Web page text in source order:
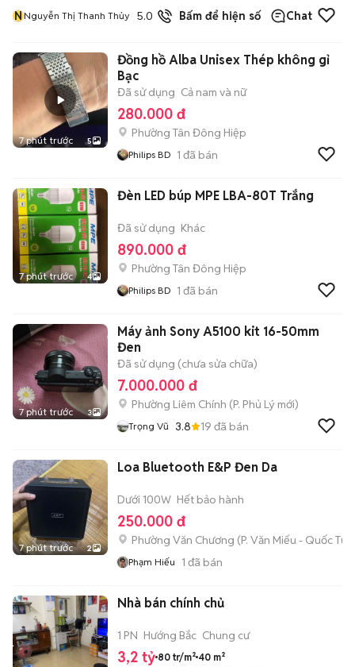
NNguyễn Thị Thanh Thủy 5.0 19 đã bán
Bấm để hiện số Chat
7 phút trước 5
Đồng hồ Alba Unisex Thép không gỉ
Bạc
Đã sử dụng Cả nam và nữ
280.000 đ
Phường Tân Đông Hiệp
Philips BD 1 đã bán
7 phút trước 4
Đèn LED búp MPE LBA-80T Trắng
Đã sử dụng Khác
890.000 đ
Phường Tân Đông Hiệp
Philips BD 1 đã bán
7 phút trước 3
Máy ảnh Sony A5100 kit 16-50mm
Đen
Đã sử dụng (chưa sửa chữa)
7.000.000 đ
Phường Liêm Chính (P. Phủ Lý mới)
Trọng Vũ 3.8 19 đã bán
7 phút trước 2
Loa Bluetooth E&P Đen Da
Dưới 100W Hết bảo hành
250.000 đ
Phường Văn Chương (P. Văn Miếu - Quốc Tử
Phạm Hiếu 1 đã bán
Nhà bán chính chủ
1 PN Hướng Bắc Chung cư
3,2 tỷ 80 tr/m² 40 m²